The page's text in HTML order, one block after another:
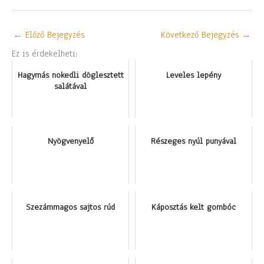
← Előző Bejegyzés Következő Bejegyzés →
Ez is érdekelheti:
Hagymás nokedli döglesztett
salátával
Leveles lepény
Nyögvenyelő Részeges nyúl punyával
Szezámmagos sajtos rúd Káposztás kelt gombóc